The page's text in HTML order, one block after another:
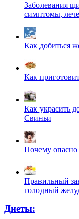
Заболевания
симптомы,
Как добиться
Как
Как украсить
Свиньи
Почему опасно
Правильный
голодный
Диеты: